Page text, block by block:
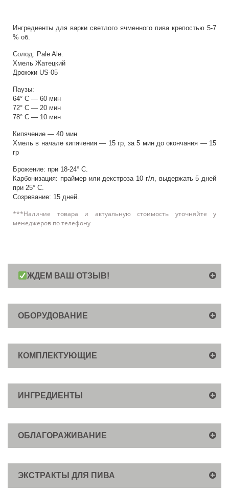
Ингредиенты для варки светлого ячменного пива крепостью 5-7
% об.
Солод: Pale Ale.
Хмель Жатецкий
Дрожжи US-05
Паузы:
64° С — 60 мин
72° С — 20 мин
78° С — 10 мин
Кипячение — 40 мин
Хмель в начале кипячения — 15 гр, за 5 мин до окончания — 15
гр
Брожение: при 18-24° С.
Карбонизация: праймер или декстроза 10 г/л, выдержать 5 дней
при 25° С.
Созревание: 15 дней.
***Наличие товара и актуальную стоимость уточняйте у
менеджеров по телефону
ЖДЕМ ВАШ ОТЗЫВ!
ОБОРУДОВАНИЕ
КОМПЛЕКТУЮЩИЕ
ИНГРЕДИЕНТЫ
ОБЛАГОРАЖИВАНИЕ
ЭКСТРАКТЫ ДЛЯ ПИВА